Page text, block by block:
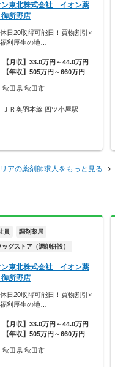
ン東北株式会社 イオン薬
所野店
日20取得可能日！買物割引×
利厚生の地…
【月収】33.0万円～44.0万円
【年収】505万円～660万円
秋田県 秋田市
ＪＲ奥羽本線 四ツ小屋駅
アの薬剤師求人をもっと見る
員 調剤薬局
ッグストア（調剤併設）
ン東北株式会社 イオン薬
所野店
日20取得可能日！買物割引×
利厚生の地…
【月収】33.0万円～44.0万円
【年収】505万円～660万円
秋田県 秋田市